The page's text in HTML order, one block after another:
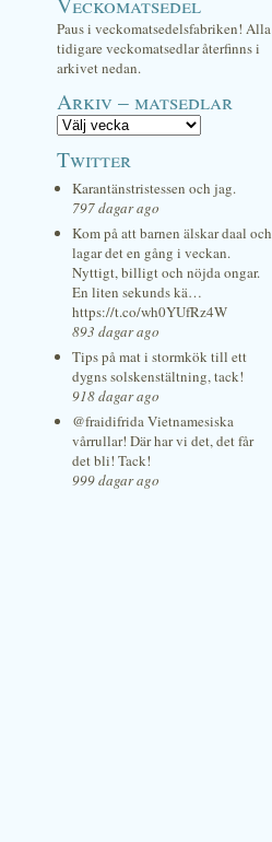
Paus i veckomatsedelsfabriken! Alla
tidigare veckomatsedlar återfinns i
arkivet nedan.
Arkiv – matsedlar
Twitter
Karantänstristessen och jag.
797 dagar ago
Kom på att barnen älskar daal och
lagar det en gång i veckan.
Nyttigt, billigt och nöjda ongar.
En liten sekunds kä…
https://t.co/wh0YUfRz4W
893 dagar ago
Tips på mat i stormkök till ett
dygns solskenstältning, tack!
918 dagar ago
@fraidifrida Vietnamesiska
vårrullar! Där har vi det, det får
det bli! Tack!
999 dagar ago